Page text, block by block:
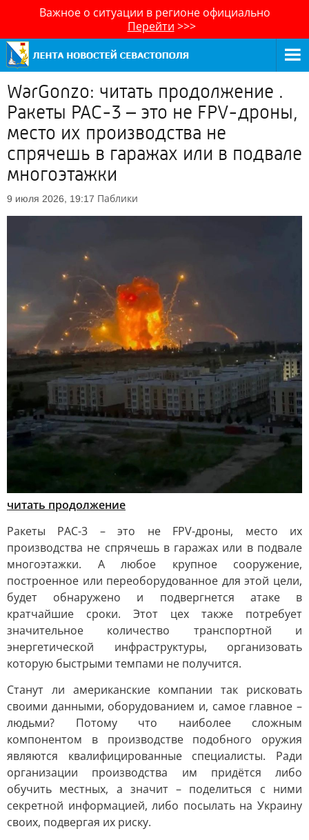
Важное о ситуации в регионе официально
Перейти >>>
WarGonzo: читать продолжение .
Ракеты PAC-3 – это не FPV-дроны,
место их производства не
спрячешь в гаражах или в подвале
многоэтажки
9 июля 2026, 19:17 Паблики
читать продолжение
Ракеты PAC-3 – это не FPV-дроны, место их
производства не спрячешь в гаражах или в подвале
многоэтажки. А любое крупное сооружение,
построенное или переоборудованное для этой цели,
будет обнаружено и подвергнется атаке в
кратчайшие сроки. Этот цех также потребует
значительное количество транспортной и
энергетической инфраструктуры, организовать
которую быстрыми темпами не получится.
Станут ли американские компании так рисковать
своими данными, оборудованием и, самое главное –
людьми? Потому что наиболее сложным
компонентом в производстве подобного оружия
являются квалифицированные специалисты. Ради
организации производства им придётся либо
обучить местных, а значит – поделиться с ними
секретной информацией, либо посылать на Украину
своих, подвергая их риску.